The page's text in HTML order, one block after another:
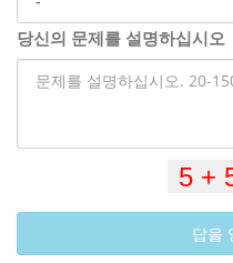
당신의 문제를 설명하십시오
답을